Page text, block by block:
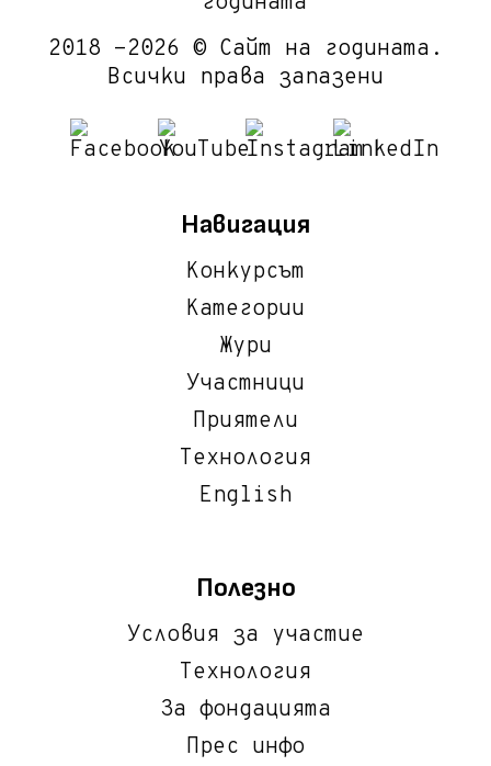
2018 -2026 © Сайт на годината.
Всички права запазени
Навигация
Конкурсът
Категории
Жури
Участници
Приятели
Технология
English
Полезно
Условия за участие
Технология
За фондацията
Прес инфо